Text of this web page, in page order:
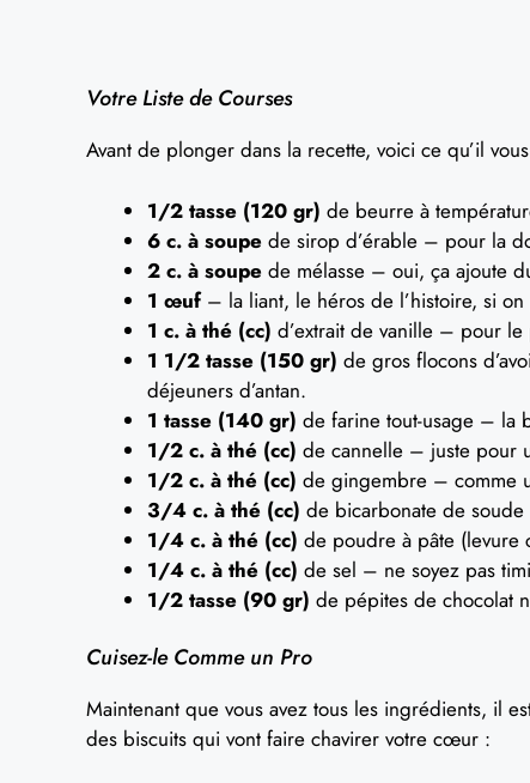
Votre Liste de Courses
Avant de plonger dans la recette, voici ce qu’il
1/2 tasse (120 gr) de beurre à
6 c. à soupe de sirop d’érable – pour la
2 c. à soupe de mélasse – oui, ça ajoute
1 œuf– la liant, le héros de l’histoire, si
1 c. à thé (cc) d’extrait de vanille – pour
1 1/2 tasse (150 gr) de gros flocons
déjeuners d’antan.
1 tasse (140 gr) de farine tout-usage – la
1/2 c. à thé (cc) de cannelle – juste pour
1/2 c. à thé (cc) de gingembre – comme
3/4 c. à thé (cc) de bicarbonate de
1/4 c. à thé (cc) de poudre à pâte
1/4 c. à thé (cc) de sel – ne soyez pas
1/2 tasse (90 gr) de pépites de chocolat
Cuisez-le Comme un Pro
Maintenant que vous avez tous les ingrédients, il
des biscuits qui vont faire chavirer votre cœur :